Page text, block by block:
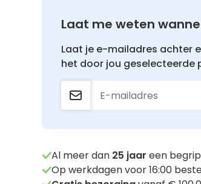
Laat me weten
Laat je e-mailadres achter
het door jou geselecteerde
Al meer dan 25 jaar een
Op werkdagen voor 16:00